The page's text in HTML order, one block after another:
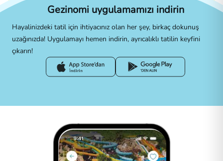
Gezinomi uygulamamızı indirin
Hayalinizdeki tatil için ihtiyacınız olan her şey, birkaç dokunuş
uzağınızda! Uygulamayı hemen indirin, ayrıcalıklı tatilin keyfini
çıkarın!